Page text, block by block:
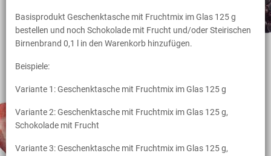
Basisprodukt Geschenktasche mit Fruchtmix im Glas 125 g
bestellen und noch Schokolade mit Frucht und/oder Steirischen
Birnenbrand 0,1 l in den Warenkorb hinzufügen.
Beispiele:
Variante 1: Geschenktasche mit Fruchtmix im Glas 125 g
Variante 2: Geschenktasche mit Fruchtmix im Glas 125 g,
Schokolade mit Frucht
Variante 3: Geschenktasche mit Fruchtmix im Glas 125 g,